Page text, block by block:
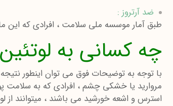
ضد آرتروز :
طبق آمار موسسه ملی سلامت ، افرادی که این ماده ( لوتئین ) را
چه کسانی به لوتئین
با توجه به توضیحات فوق می توان اینطور
مروارید یا خشکی چشم ، افرادی که به سلامت
استرس و اشعه خورشید می باشند ، میتوانند از